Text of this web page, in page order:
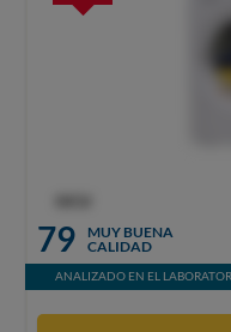
79
MUY BUENA
CALIDAD
ANALIZADO EN EL